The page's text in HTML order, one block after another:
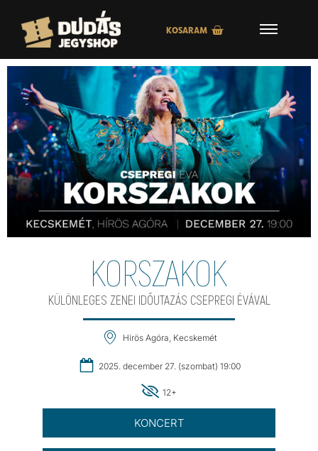
KOSARAM
KORSZAKOK
KÜLÖNLEGES ZENEI IDŐUTAZÁS CSEPREGI ÉVÁVAL
Hírös Agóra, Kecskemét
2025. december 27. (szombat) 19:00
12+
KONCERT